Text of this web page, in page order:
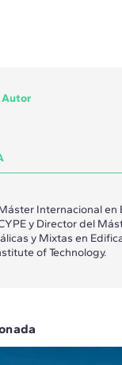
Autor
Internacional en
y Director del
y Mixtas en
of Technology.